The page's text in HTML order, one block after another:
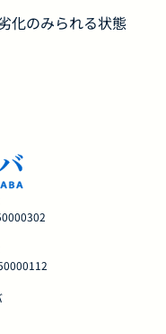
化のみられる状態